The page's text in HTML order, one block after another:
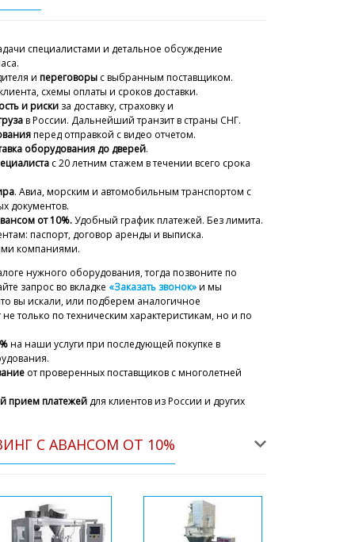
специалистами и детальное обсуждение
и переговоры с выбранным поставщиком.
схемы оплаты и сроков доставки.
и риски за доставку, страховку и
в России. Дальнейший транзит в страны СНГ.
перед отправкой с видео отчетом.
оборудования до дверей.
с 20 летним стажем в течении всего срока
. Авиа, морским и автомобильным транспортом с
документов.
от 10%.Удобный график платежей. Без лимита.
паспорт, договор аренды и выписка.
компаниями.
нужного оборудования, тогда позвоните по
запрос во вкладке «Заказать звонок»и мы
вы искали, или подберем аналогичное
только по техническим характеристикам, но и по
на наши услуги при последующей покупке в
от проверенных поставщиков с многолетней
прием платежей для клиентов из России и других
С АВАНСОМ ОТ 10%
заказа Роторный таблеточный
07/08/2026 05:25
до 15:30. После получения сообщите.
фотографии
по индукционной приварки
пожалуйста.
Повреждение упаковки , к сожалению,
при перевозках. Просим вас аккуратно
и отправить нам серию фотографий.